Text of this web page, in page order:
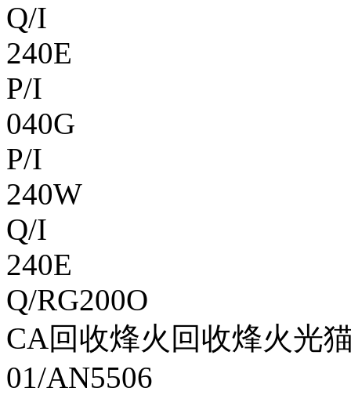
Q/I
240E
P/I
040G
P/I
240W
Q/I
240E
Q/RG200O
CA回收烽火回收烽火光
01/AN5506